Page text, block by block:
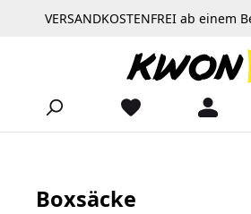
Zum Hauptinhalt springen
VERSANDKOSTENFREI ab einem
Boxsäcke